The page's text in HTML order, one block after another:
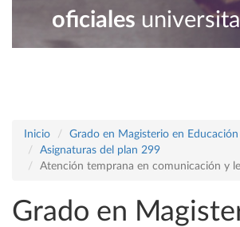
oficiales
Inicio
Grado en Magisterio en Educación
Asignaturas del plan 299
Atención temprana en comunicación y
Grado en